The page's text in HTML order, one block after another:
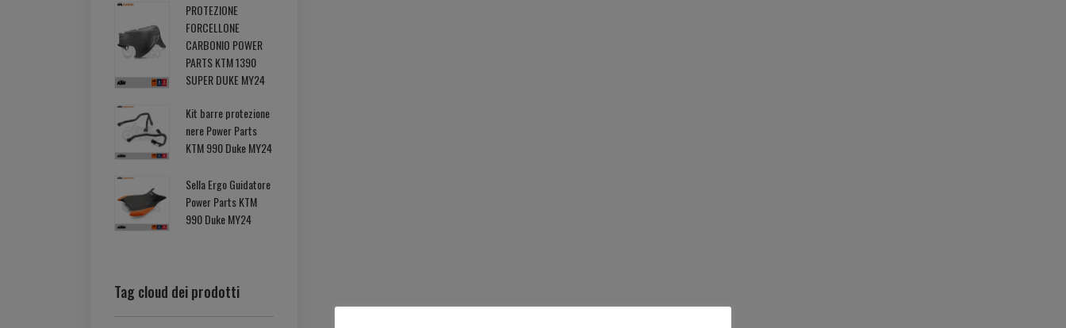
PROTEZIONE
FORCELLONE
CARBONIO POWER
PARTS KTM 1390
SUPER DUKE MY24
Kit barre protezione
nere Power Parts
KTM 990 Duke MY24
Sella Ergo Guidatore
Power Parts KTM
990 Duke MY24
Tag cloud dei prodotti